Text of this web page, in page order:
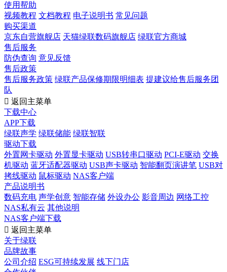
使用帮助
视频教程 文档教程 电子说明书 常见问题
购买渠道
京东自营旗舰店 天猫绿联数码旗舰店 绿联官方商城
售后服务
防伪查询 意见反馈
售后政策
售后服务政策 绿联产品保修期限明细表 提建议给售后服务团
队
 返回主菜单
下载中心
APP下载
绿联声学 绿联储能 绿联智联
驱动下载
外置网卡驱动 外置显卡驱动 USB转串口驱动 PCI-E驱动 交换
机驱动 蓝牙适配器驱动 USB声卡驱动 智能翻页演讲笔 USB对
拷线驱动 鼠标驱动 NAS客户端
产品说明书
数码充电 声学创意 智能存储 外设办公 影音周边 网络工控
NAS私有云 其他说明
NAS客户端下载
 返回主菜单
关于绿联
品牌故事
公司介绍 ESG可持续发展 线下门店